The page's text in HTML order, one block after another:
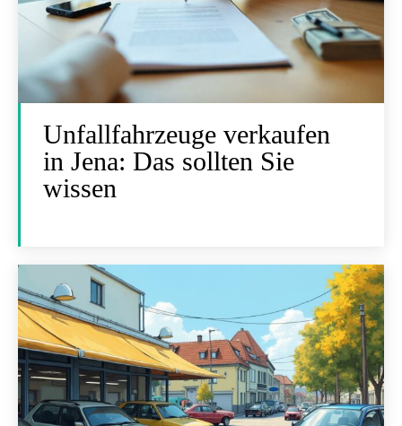
Unfallfahrzeuge verkaufen
in Jena: Das sollten Sie
wissen